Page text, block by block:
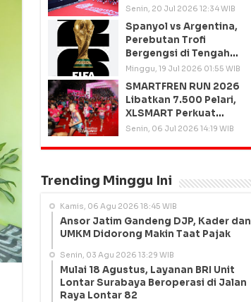
Senin, 20 Jul 2026 12:34 WIB
Spanyol vs Argentina,
Perebutan Trofi
Bergengsi di Tengah
Semangat Persatuan
Minggu, 19 Jul 2026 01:55 WIB
SMARTFREN RUN 2026
Libatkan 7.500 Pelari,
XLSMART Perkuat
Kedekatan dengan
Senin, 06 Jul 2026 14:19 WIB
Trending Minggu Ini
Kamis, 06 Agu 2026 18:45 WIB
Ansor Jatim Gandeng DJP, Kader dan
UMKM Didorong Makin Taat Pajak
Senin, 03 Agu 2026 13:29 WIB
Mulai 18 Agustus, Layanan BRI Unit
Lontar Surabaya Beroperasi di Jalan
Raya Lontar 82